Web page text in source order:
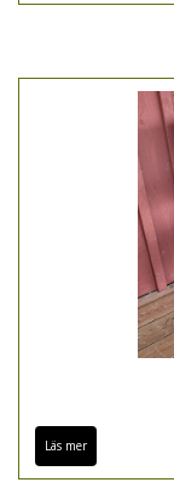
Läs mer